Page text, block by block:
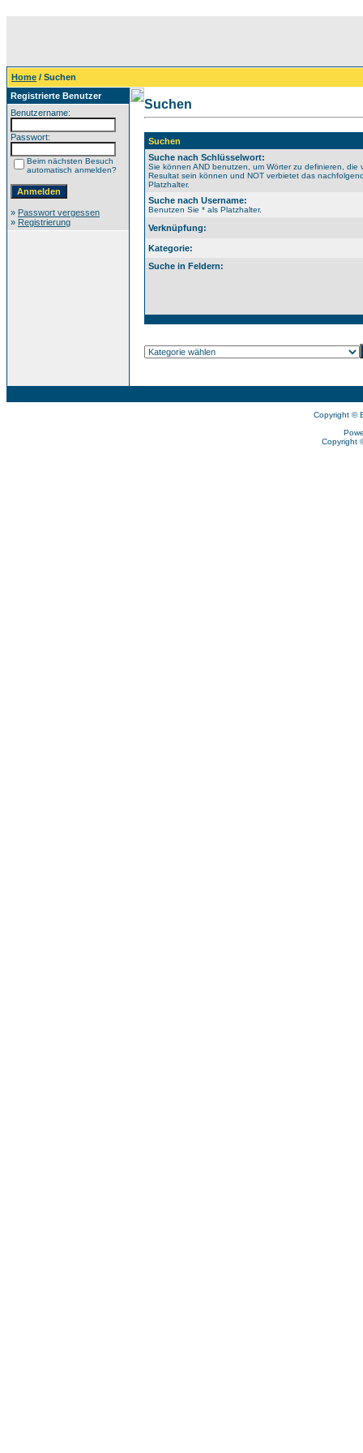
Home / Suchen
Registrierte Benutzer
Benutzername:
Passwort:
Beim nächsten Besuch
automatisch anmelden?
» Passwort vergessen
» Registrierung
Suchen
Suchen
Suche nach Schlüsselwort:
Sie können AND benutzen, um Wörter zu definieren, die
Resultat sein können und NOT verbietet das
Platzhalter.
Suche nach Username:
Benutzen Sie * als Platzhalter.
Verknüpfung:
Kategorie:
Suche in Feldern:
Copyright ©
Copyright